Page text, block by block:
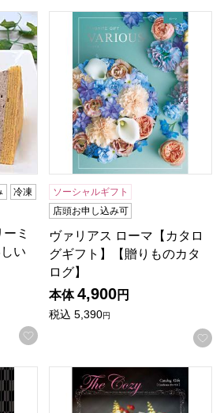
ミーセレクション【おいしいお取
冷凍
ミ
い
お気に入りに登録する
ヴァリアス ローマ【カタロ
ソーシャルギフト
店頭お申し込み可
ヴァリアス ローマ【カタロ
グギフト】【贈りものカタ
ログ】
本体 4,900円
税込 5,390円
タログギフト】【贈りものカタログ】
ザ･コージー ガーベラ【カタ